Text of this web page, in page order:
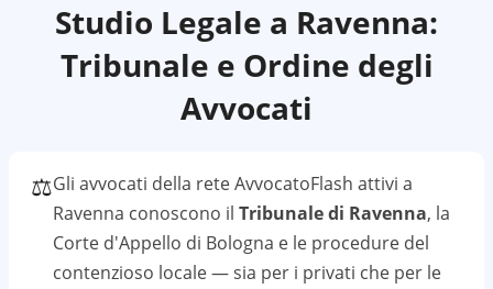
Studio Legale a Ravenna:
Tribunale e Ordine degli
Avvocati
⚖️Gli avvocati della rete AvvocatoFlash attivi a
Ravenna conoscono il Tribunale di Ravenna, la
Corte d'Appello di Bologna e le procedure del
contenzioso locale — sia per i privati che per le